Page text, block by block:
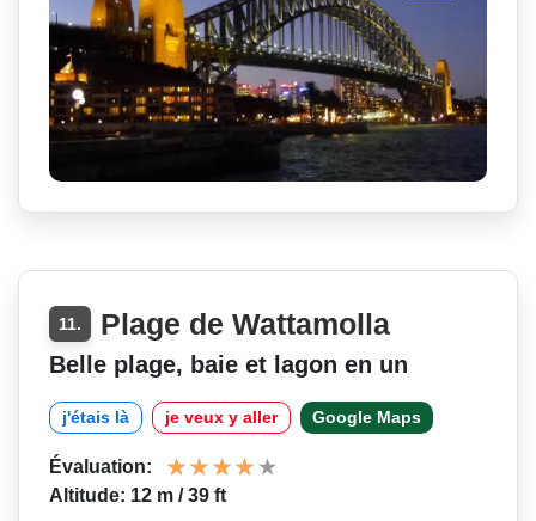
11. Plage de Wattamolla
Belle plage, baie et lagon en un
j'étais là je veux y aller Google Maps
Évaluation:
Altitude: 12 m / 39 ft